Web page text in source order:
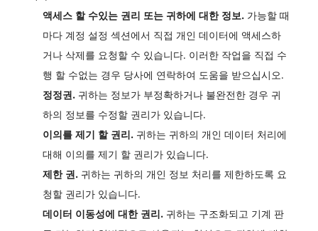
액세스 할 수있는 권리 또는 귀하에 대한 정보. 가능할 때
마다 계정 설정 섹션에서 직접 개인 데이터에 액세스하
거나 삭제를 요청할 수 있습니다. 이러한 작업을 직접 수
행 할 수없는 경우 당사에 연락하여 도움을 받으십시오.
정정권. 귀하는 정보가 부정확하거나 불완전한 경우 귀
하의 정보를 수정할 권리가 있습니다.
이의를 제기 할 권리. 귀하는 귀하의 개인 데이터 처리에
대해 이의를 제기 할 권리가 있습니다.
제한 권. 귀하는 귀하의 개인 정보 처리를 제한하도록 요
청할 권리가 있습니다.
데이터 이동성에 대한 권리. 귀하는 구조화되고 기계 판